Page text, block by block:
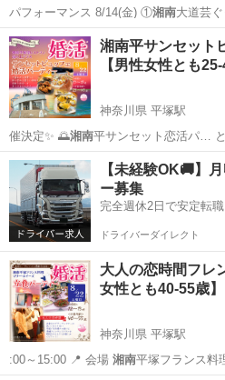
パフォーマンス 8/14(金) ①湘南大道芸
神奈川 川崎市 新百合ヶ丘駅
湘南平サンセット
【男性女性とも
神奈川県 平塚駅
催決定✨ 🌅湘南平サンセット恋活パ…
素敵な出会い… 📍 会場湘南平展望レ
湘南平」下車。バス停か… 。平塚駅
分。… き（...
神奈川 平塚市 平塚駅 パーテ
【未経験OK🚚】
ー募集
完全週休2日で安定転職
ドライバーダイレクト
大人の恋時間フレ
女性とも40-55歳
神奈川県 平塚駅
:00～15:00 📍 会場 湘南平塚フランス料